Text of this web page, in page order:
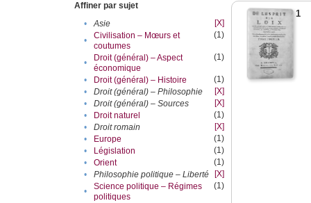
Affiner par sujet
•
Asie
[X]
•
Civilisation – Mœurs et
coutumes
(1)
•
Droit (général) – Aspect
économique
(1)
• Droit (général) – Histoire
(1)
•
Droit (général) – Philosophie
[X]
•
Droit (général) – Sources
[X]
•
Droit naturel
(1)
•
Droit romain
[X]
•
Europe
(1)
•
Législation
(1)
•
Orient
(1)
•
Philosophie politique – Liberté
[X]
•
Science politique – Régimes
politiques
(1)
1